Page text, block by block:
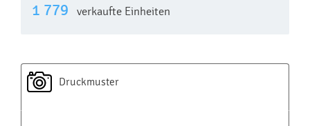
1 779 verkaufte Einheiten
Druckmuster